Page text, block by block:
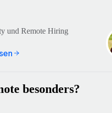
und Remote Hiring
besonders?